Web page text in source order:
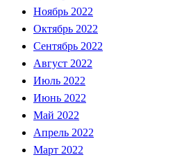
Ноябрь 2022
Октябрь 2022
Сентябрь 2022
Август 2022
Июль 2022
Июнь 2022
Май 2022
Апрель 2022
Март 2022